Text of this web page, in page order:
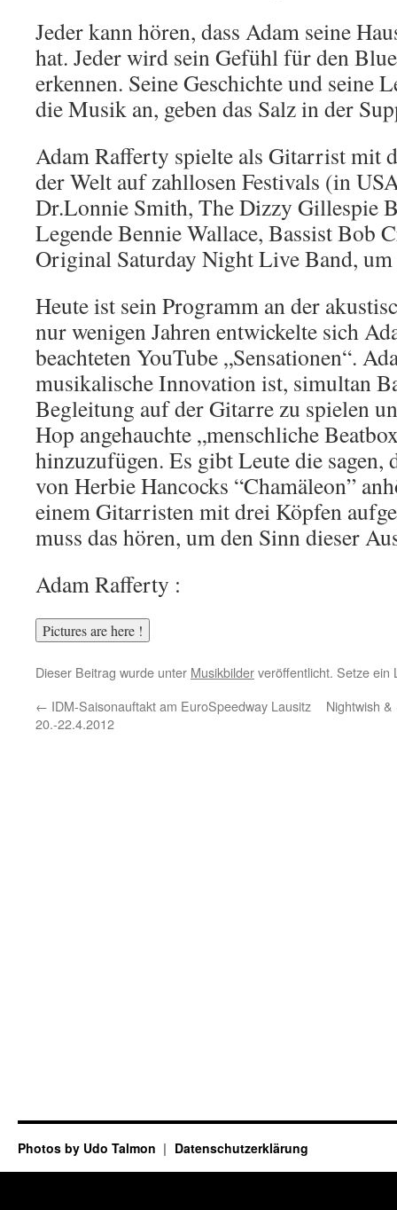
Jeder kann hören, dass Adam seine
hat. Jeder wird sein Gefühl für den
erkennen. Seine Geschichte und seine
die Musik an, geben das Salz in der
Adam Rafferty spielte als Gitarrist mit
der Welt auf zahllosen Festivals (in
Dr.Lonnie Smith, The Dizzy Gillespie
Legende Bennie Wallace, Bassist Bob
Original Saturday Night Live Band, um
Heute ist sein Programm an der
nur wenigen Jahren entwickelte sich
beachteten YouTube „Sensationen“.
musikalische Innovation ist, simultan
Begleitung auf der Gitarre zu spielen
Hop angehauchte „menschliche
hinzuzufügen. Es gibt Leute die sagen,
von Herbie Hancocks “Chamäleon”
einem Gitarristen mit drei Köpfen
muss das hören, um den Sinn dieser
Adam Rafferty :
Dieser Beitrag wurde unter Musikbilderveröffentlicht. Setze
← IDM-Saisonauftakt am EuroSpeedway Lausitz
20.-22.4.2012
Nightwish
Photos by Udo Talmon Datenschutzerklärung